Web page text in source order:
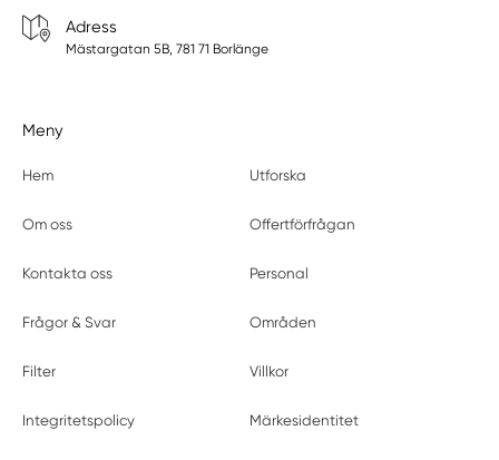
Adress
Mästargatan 5B, 781 71 Borlänge
Meny
Hem Utforska
Om oss Offertförfrågan
Kontakta oss Personal
Frågor & Svar Områden
Filter Villkor
Integritetspolicy Märkesidentitet